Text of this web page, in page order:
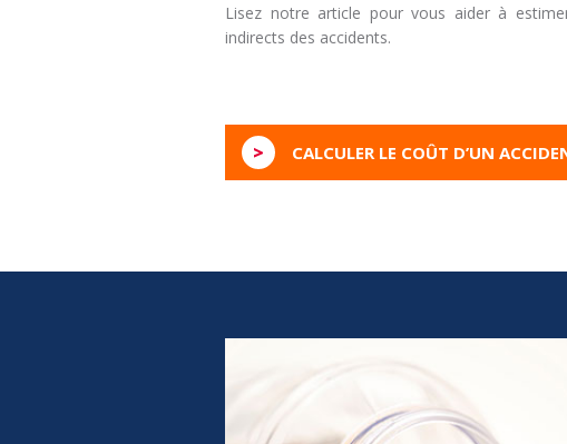
Lisez notre article pour vous aider à
indirects des accidents.
> CALCULER LE COÛT D’UN